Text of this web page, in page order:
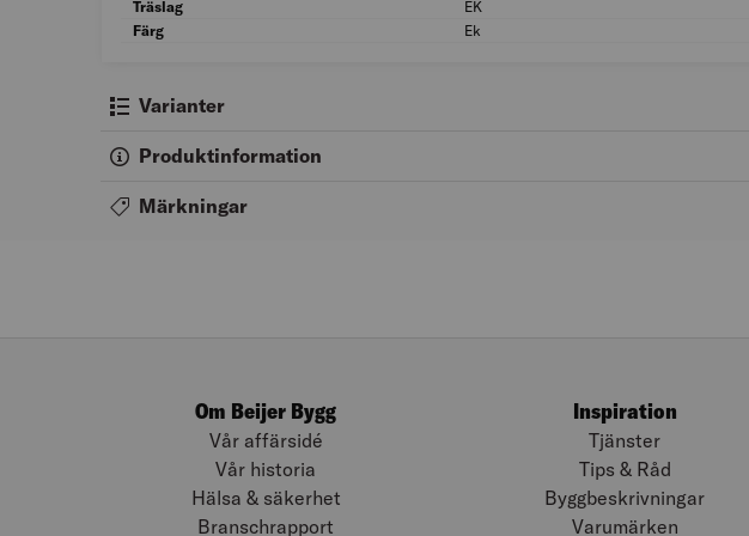
Träslag EK
Färg
Ek
Varianter
Produktinformation
Märkningar
Om Beijer Bygg
Vår affärsidé
Vår historia
Hälsa & säkerhet
Branschrapport
Inspiration
Tjänster
Tips & Råd
Byggbeskrivningar
Varumärken